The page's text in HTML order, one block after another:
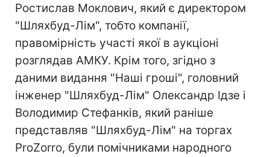
Ростислав Моклович, який є директором
"Шляхбуд-Лім", тобто компанії,
правомірність участі якої в аукціоні
розглядав АМКУ. Крім того, згідно з
даними видання "Наші гроші", головний
інженер "Шляхбуд-Лім" Олександр Ідзе і
Володимир Стефанків, який раніше
представляв "Шляхбуд-Лім" на торгах
ProZorro, були помічниками народного